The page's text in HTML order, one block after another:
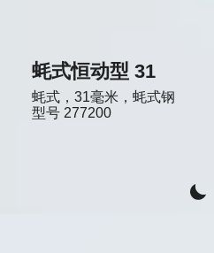
蚝式恒动型 31
蚝式，31毫米，蚝式钢
型号 277200